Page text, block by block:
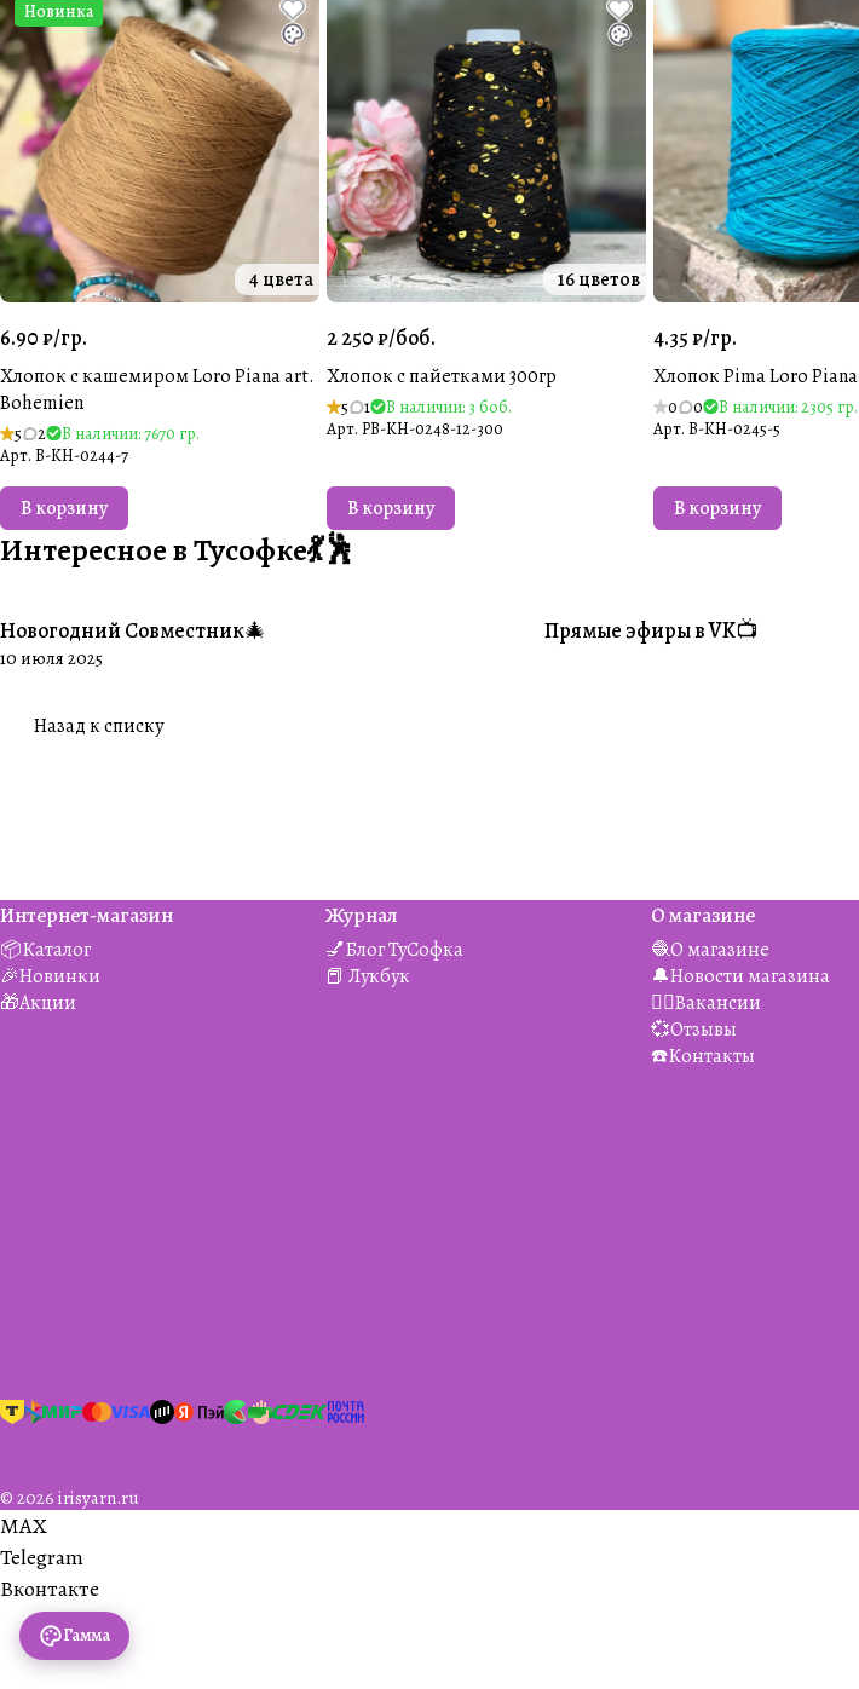
Новинка
4 цвета
6.90 ₽/гр.
Хлопок с кашемиром Loro Piana art.
Bohemien
5 2
В наличии: 7670 гр.
Арт. B-KH-0244-7
В корзину
16 цветов
2 250 ₽/боб.
Хлопок с пайетками 300гр
5 1
В наличии: 3 боб.
Арт. PB-KH-0248-12-300
В корзину
4.35 ₽/гр.
Хлопок Pima Loro Piana
0 0
В наличии: 2305 гр.
Арт. B-KH-0245-5
В корзину
Интересное в Тусофке💃🕺
#Совместники
Новогодний Совместник🎄
10 июля 2025
#Житуха
Прямые эфиры в VK📺
Назад к списку
Интернет-магазин
📦Каталог
🎉Новинки
🎁Акции
Журнал
💅Блог ТуСофка
📕 Лукбук
О магазине
🧶О магазине
🔔Новости магазина
👯‍♀️Вакансии
💞Отзывы
☎️Контакты
© 2026 irisyarn.ru
Гамма
MAX
Telegram
Вконтакте